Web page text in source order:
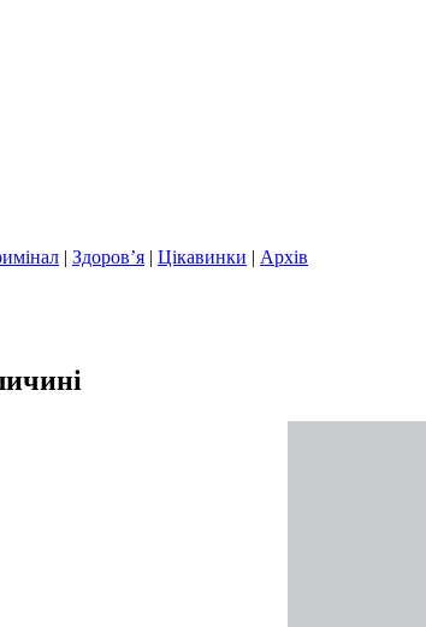
| Здоров’я | Цікавинки | Архів